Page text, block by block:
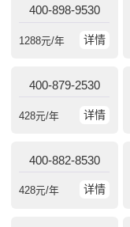
400-898-9530
详情
1288元/年
400-879-2530
详情
428元/年
400-882-8530
详情
428元/年